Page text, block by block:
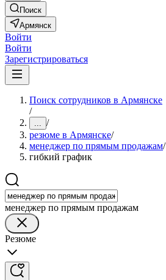
Поиск
Армянск
Войти
Войти
Зарегистрироваться
Поиск сотрудников в Армянске
/
... /
резюме в Армянске/
менеджер по прямым продажам/
гибкий график
менеджер по прямым продажам
Резюме